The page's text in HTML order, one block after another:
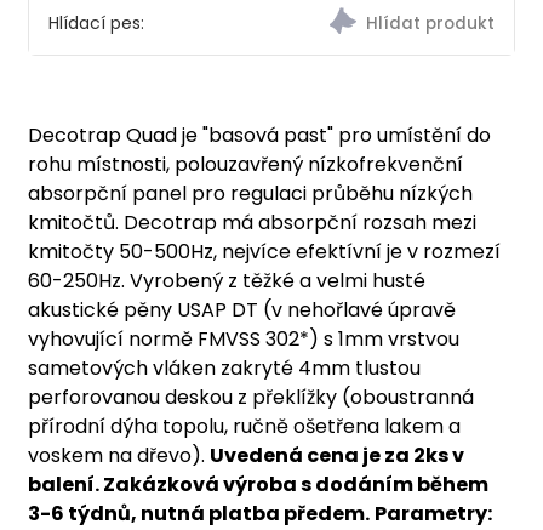
Hlídací pes:
Decotrap Quad je "basová past" pro umístění do
rohu místnosti, polouzavřený nízkofrekvenční
absorpční panel pro regulaci průběhu nízkých
kmitočtů. Decotrap má absorpční rozsah mezi
kmitočty 50-500Hz, nejvíce efektívní je v rozmezí
60-250Hz. Vyrobený z těžké a velmi husté
akustické pěny USAP DT (v nehořlavé úpravě
vyhovující normě FMVSS 302*) s 1mm vrstvou
sametových vláken zakryté 4mm tlustou
perforovanou deskou z překlížky (oboustranná
přírodní dýha topolu, ručně ošetřena lakem a
voskem na dřevo). Uvedená cena je za 2ks v
balení. Zakázková výroba s dodáním během
3-6 týdnů, nutná platba předem. Parametry: